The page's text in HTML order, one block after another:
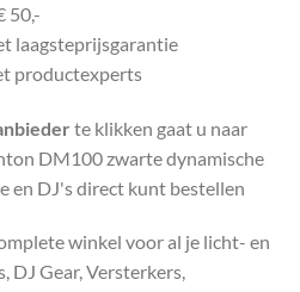
50,-
laagsteprijsgarantie
productexperts
te klikken gaat u naar
DM100 zwarte dynamische
en DJ's direct kunt bestellen
winkel voor al je licht- en
DJ Gear, Versterkers,